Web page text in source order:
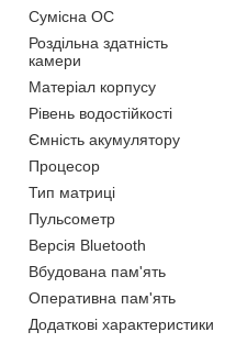
Сумісна ОС
Роздільна здатність
камери
Матеріал корпусу
Рівень водостійкості
Ємність акумулятору
Процесор
Тип матриці
Пульсометр
Версія Bluetooth
Вбудована пам'ять
Оперативна пам'ять
Додаткові характеристики